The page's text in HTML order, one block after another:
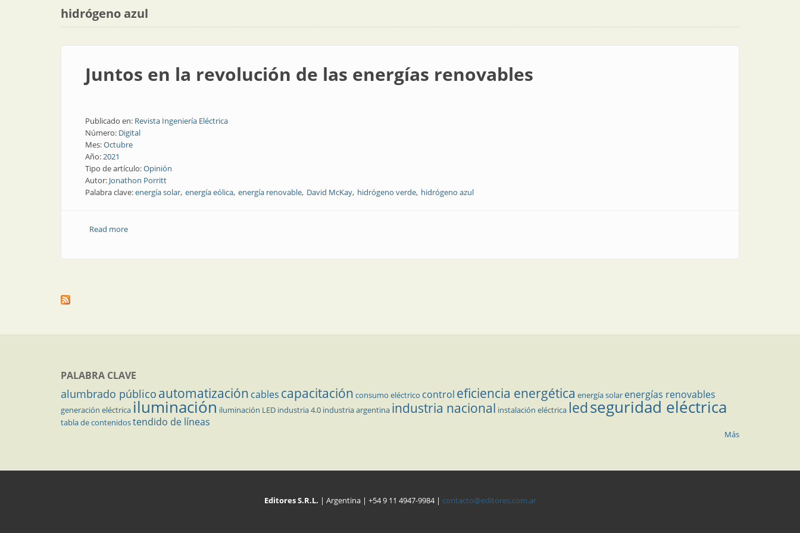
hidrógeno azul
Juntos en la revolución de las energías renovables
Publicado en: Revista Ingeniería Eléctrica
Número: Digital
Mes:Octubre
Año:2021
Tipo de artículo:Opinión
Autor: Jonathon Porritt
Palabra clave:energía solar energía eólica energía renovable David McKay hidrógeno verde hidrógeno azul
Read moreabout Juntos en la revolución de las energías renovables
PALABRA CLAVE
alumbrado público automatización cables capacitación consumo eléctrico control eficiencia energética energía solar energías renovables
generación eléctrica iluminación iluminación LED industria 4.0 industria argentina industria nacional instalación eléctrica ledseguridad eléctrica
tabla de contenidostendido de líneas
Más
Editores S.R.L. | Argentina | +54 9 11 4947-9984 | contacto@editores.com.ar